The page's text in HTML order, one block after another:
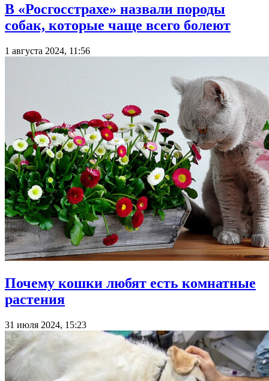
В «Росгосстрахе» назвали породы
собак, которые чаще всего болеют
1 августа 2024, 11:56
Почему кошки любят есть комнатные
растения
31 июля 2024, 15:23